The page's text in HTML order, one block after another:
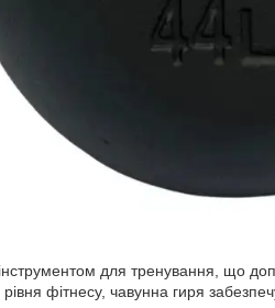
для тренування, що
фітнесу, чавунна гиря